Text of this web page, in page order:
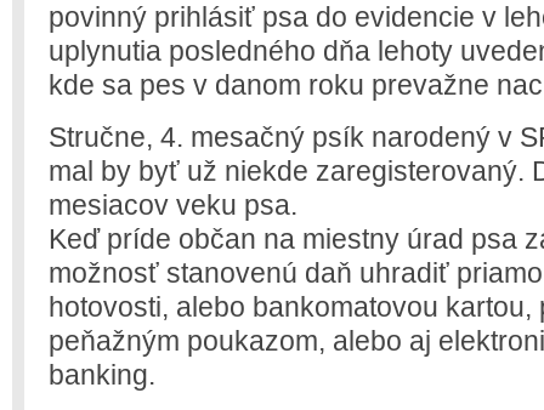
povinný prihlásiť psa do evidencie v
uplynutia posledného dňa lehoty
kde sa pes v danom roku prevažne
Stručne, 4. mesačný psík narodený v
mal by byť už niekde zaregisterovaný.
mesiacov veku psa.
Keď príde občan na miestny úrad psa
možnosť stanovenú daň uhradiť
hotovosti, alebo bankomatovou
peňažným poukazom, alebo aj
banking.